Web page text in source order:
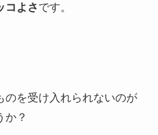
コよさ です。
のを受け入れられないのが
か？